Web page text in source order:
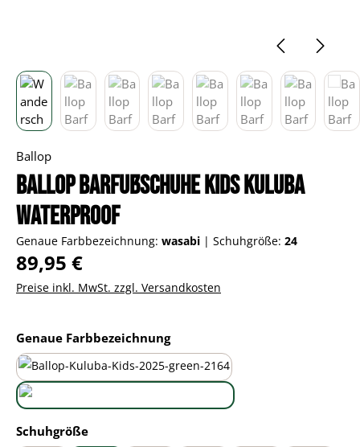
Ballop
Ballop Barfußschuhe Kids Kuluba
Waterproof
Genaue Farbbezeichnung: wasabi | Schuhgröße: 24
Regulärer Preis:
89,95 €
Preise inkl. MwSt. zzgl. Versandkosten
Genaue Farbbezeichnungauswählen
black/green
wasabi
Schuhgrößeauswählen